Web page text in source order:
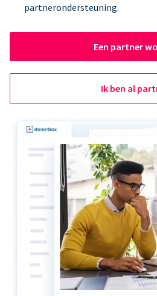
partnerondersteuning.
Een partner
Ik ben al